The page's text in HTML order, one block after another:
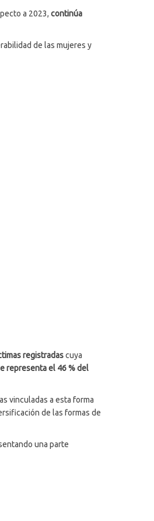
a 2023, continúa
de las mujeres y
registradascuya
representa el 46 % del
vinculadas a esta forma
de las formas de
una parte